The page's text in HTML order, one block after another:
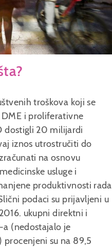
troškova koji se
i proliferativne
dostigli 20 milijardi
iznos utrostručiti do
na osnovu
usluge i
produktivnosti rada
podaci su prijavljeni u
ukupni direktni i
(nedostajalo je
procenjeni su na 89,5